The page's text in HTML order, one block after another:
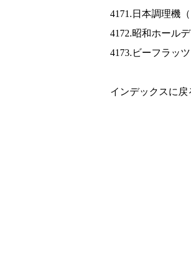
4171.日本調理機（
4172.昭和ホール
4173.ビーフラッ
インデックスに戻